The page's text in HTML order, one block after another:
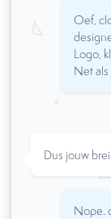
Oef,
Logo,
Net
Dus jouw
Nope.